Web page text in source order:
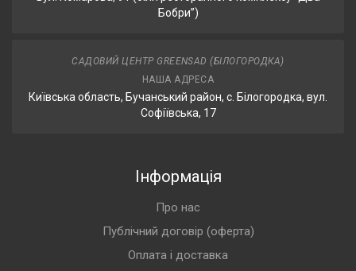
Бобри”)
САДОВИЙ ЦЕНТР GREENSAD (БІЛОГОРОДКА)
НАША АДРЕСА
Київська область, Бучанський район, с. Білогородка, вул.
Софіївська, 17
Інформація
Про нас
Публічний договір (оферта)
Оплата і доставка